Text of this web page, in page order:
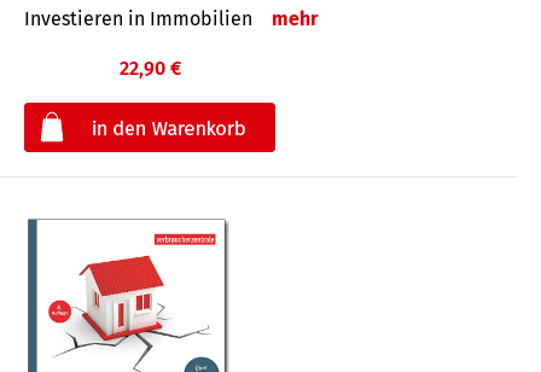
Investieren in Immobilien mehr
22,90 €